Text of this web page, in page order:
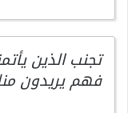
تجنب الذين
فهم يريدون